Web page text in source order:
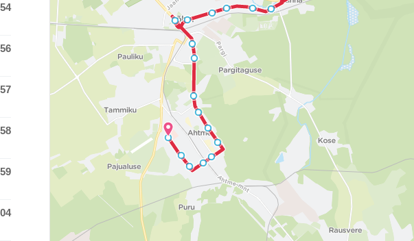
time was at
time was at
time was at
time was at
time was at
time was at